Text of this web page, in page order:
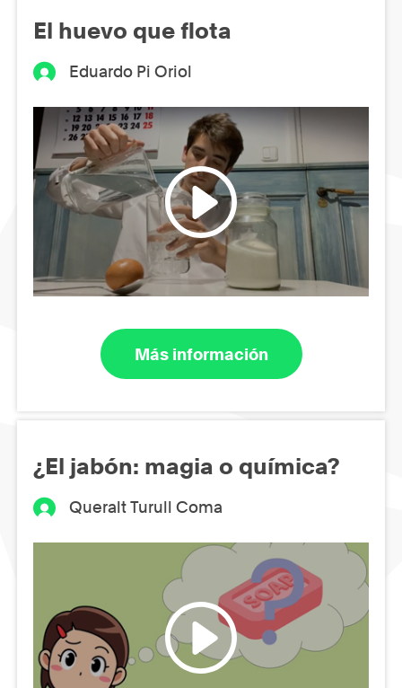
El huevo que flota
Eduardo Pi Oriol
Más información
¿El jabón: magia o química?
Queralt Turull Coma